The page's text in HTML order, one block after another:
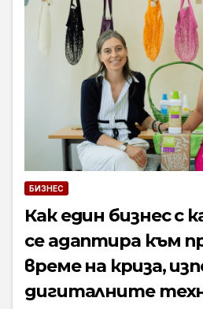
БИЗНЕС
Как един бизнес с
се адаптира към
време на криза,
дигиталните